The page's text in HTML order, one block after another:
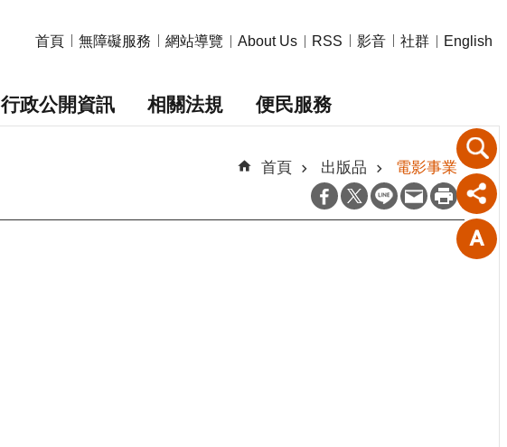
首頁 無障礙服務 網站導覽 About Us RSS 影音 社群 English
行政公開資訊 相關法規 便民服務
首頁 出版品 電影事業